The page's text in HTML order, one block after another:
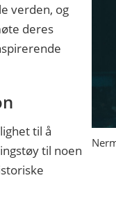
verden, og
deres
til å
til noen